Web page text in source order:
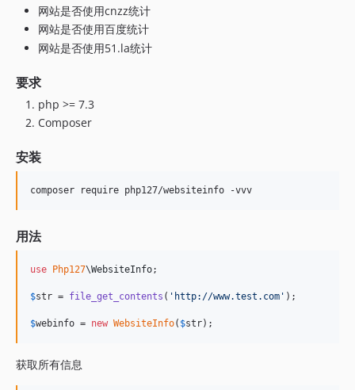
网站是否使用cnzz统计
网站是否使用百度统计
网站是否使用51.la统计
要求
php >= 7.3
Composer
安装
composer require php127/websiteinfo -vvv
用法
use Php127\WebsiteInfo;
$str = file_get_contents ( ' http://www.test.com ' );
$webinfo = new WebsiteInfo( $str);
获取所有信息